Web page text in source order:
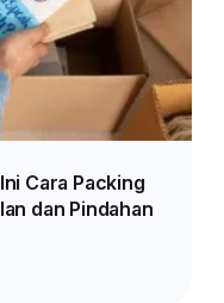
Cara Packing
dan Pindahan